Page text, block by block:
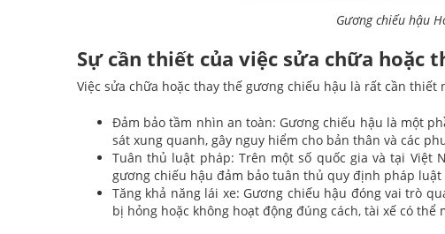
Gương chiếu hậu
Sự cần thiết của việc sửa chữa hoặc
Việc sửa chữa hoặc thay thế gương chiếu hậu là rất cần
Đảm bảo tầm nhìn an toàn: Gương chiếu hậu là một
sát xung quanh, gây nguy hiểm cho bản thân và các
Tuân thủ luật pháp: Trên một số quốc gia và tại Việt
gương chiếu hậu đảm bảo tuân thủ quy định pháp
Tăng khả năng lái xe: Gương chiếu hậu đóng vai trò
bị hỏng hoặc không hoạt động đúng cách, tài xế có